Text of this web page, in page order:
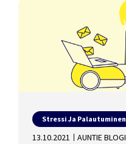
Stressi Ja Palautuminen
13.10.2021 AUNTIE BLOGI